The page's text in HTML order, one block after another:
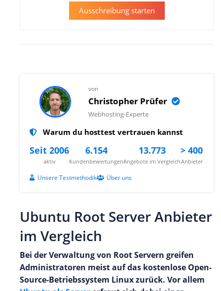
Ausschreibung starten
von
Christopher Prüfer
Webhosting-Experte
Warum du hosttest vertrauen kannst
Seit 2006
aktiv
6.154
Kundenbewertungen
13.773
Angebote im Vergleich
> 400
Anbieter
Unsere Testmethodik Über uns
Ubuntu Root Server Anbieter
im Vergleich
Bei der Verwaltung von Root Servern greifen
Administratoren meist auf das kostenlose Open-
Source-Betriebssystem Linux zurück. Vor allem